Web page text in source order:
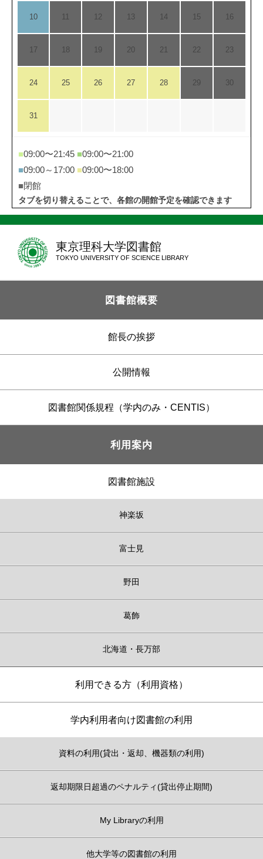
10 11 12 13 14 15 16
17 18 19 20 21 22 23
24 25 26 27 28 29 30
31
■09:00〜21:45 ■09:00〜21:00
■09:00～17:00 ■09:00〜18:00
■閉館
タブを切り替えることで、各館の開館予定を確認できます
東京理科大学図書館
TOKYO UNIVERSITY OF SCIENCE LIBRARY
図書館概要
館長の挨拶
公開情報
図書館関係規程（学内のみ・CENTIS）
利用案内
図書館施設
神楽坂
富士見
野田
葛飾
北海道・長万部
利用できる方（利用資格）
学内利用者向け図書館の利用
資料の利用(貸出・返却、機器類の利用)
返却期限日超過のペナルティ(貸出停止期間)
My Libraryの利用
他大学等の図書館の利用